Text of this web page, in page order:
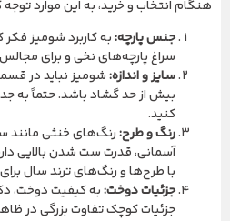
هنگام انتخاب و خرید، به این موارد توجه
جنس پارچه:به کاربرد شومیز فکر
سراغ پارچه‌های نخی و برای
سایز و اندازه:شومیز نباید در
بیش از حد گشاد باشد. حتماً به
کنید.
رنگ و طرح:رنگ‌های خنثی مانند
آسمانی، قدرت ست شدن بالایی
با طرح‌ها و رنگ‌های ترند سال
جزئیات دوخت:به کیفیت دوخت،
جزئیات کوچک تفاوت بزرگی در